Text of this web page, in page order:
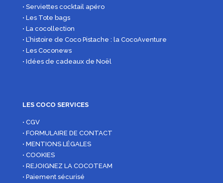
• Serviettes cocktail apéro
• Les Tote bags
• La cocollection
• L’histoire de Coco Pistache : la CocoAventure
• Les Coconews
• Idées de cadeaux de Noël
LES COCO SERVICES
• CGV
• FORMULAIRE DE CONTACT
• MENTIONS LÉGALES
• COOKIES
• REJOIGNEZ LA COCOTEAM
• Paiement sécurisé